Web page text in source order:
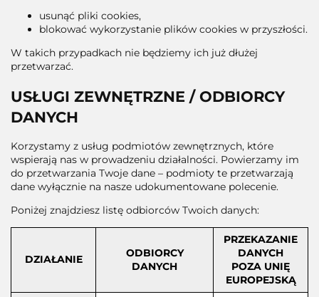
usunąć pliki cookies,
blokować wykorzystanie plików cookies w przyszłości.
W takich przypadkach nie będziemy ich już dłużej
przetwarzać.
USŁUGI ZEWNĘTRZNE / ODBIORCY
DANYCH
Korzystamy z usług podmiotów zewnętrznych, które
wspierają nas w prowadzeniu działalności. Powierzamy im
do przetwarzania Twoje dane – podmioty te przetwarzają
dane wyłącznie na nasze udokumentowane polecenie.
Poniżej znajdziesz listę odbiorców Twoich danych:
DZIAŁANIE
ODBIORCY
DANYCH
PRZEKAZANIE
DANYCH
POZA UNIĘ
EUROPEJSKĄ